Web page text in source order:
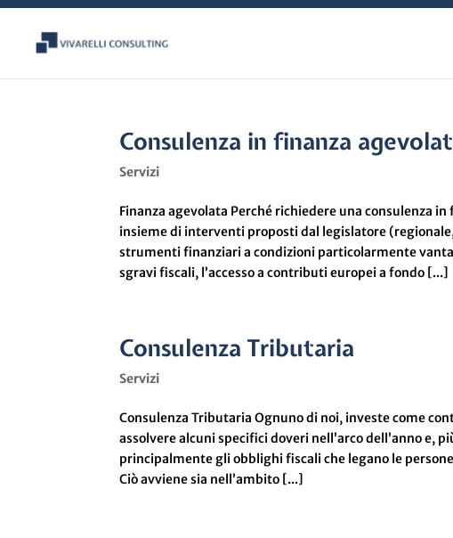
Consulenza in finanza
Servizi
Finanza agevolata Perché richiedere una consulenza
insieme di interventi proposti dal legislatore
strumenti finanziari a condizioni particolarmente
sgravi fiscali, l’accesso a contributi europei a fondo [...]
Consulenza Tributaria
Servizi
Consulenza Tributaria Ognuno di noi, investe come
assolvere alcuni specifici doveri nell’arco dell’anno e,
principalmente gli obblighi fiscali che legano le
Ciò avviene sia nell’ambito [...]